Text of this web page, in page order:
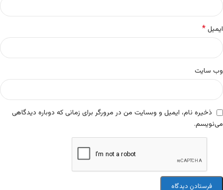
ایمیل*
وب‌ سایت
ذخیره نام، ایمیل و وبسایت من در مرورگر برای زمانی که دوباره دیدگاهی
می‌نویسم.